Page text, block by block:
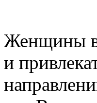
Женщины
и